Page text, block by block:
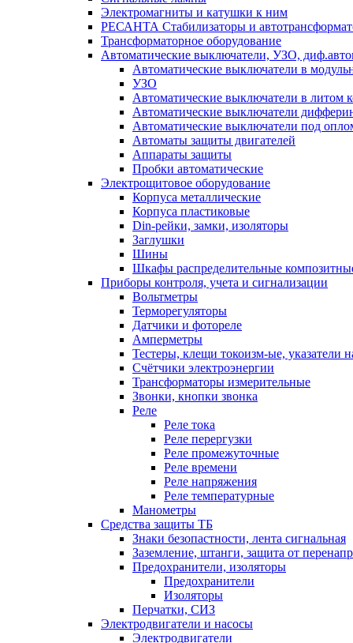
Электромагниты и катушки к ним
РЕСАНТА Стабилизаторы и
Трансформаторное оборудование
Автоматические выключатели, УЗО,
Автоматические выключатели в
УЗО
Автоматические выключатели в литом
Автоматические выключатели
Автоматические выключатели под
Автоматы защиты двигателей
Аппараты защиты
Пробки автоматические
Электрощитовое оборудование
Корпуса металлические
Корпуса пластиковые
Din-рейки, замки, изоляторы
Заглушки
Шины
Шкафы распределительные
Приборы контроля, учета и сигнализации
Вольтметры
Терморегуляторы
Датчики и фотореле
Амперметры
Тестеры, клещи токоизм-ые, указатели
Счётчики электроэнергии
Трансформаторы измерительные
Звонки, кнопки звонка
Реле
Реле тока
Реле перергузки
Реле промежуточные
Реле времени
Реле напряжения
Реле температурные
Манометры
Средства защиты ТБ
Знаки безопастности, лента сигнальная
Заземление, штанги, защита от
Предохранители, изоляторы
Предохранители
Изоляторы
Перчатки, СИЗ
Электродвигатели и насосы
Электродвигатели